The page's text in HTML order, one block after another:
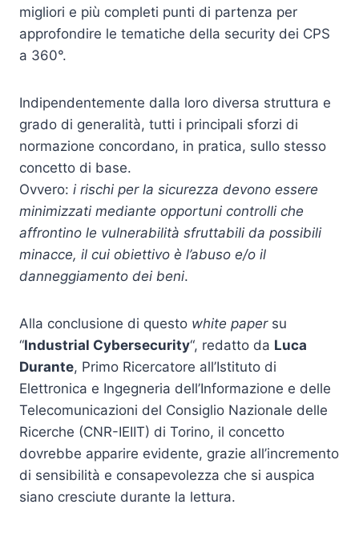
migliori e più completi punti di partenza per
approfondire le tematiche della security dei CPS
a 360°.
Indipendentemente dalla loro diversa struttura e
grado di generalità, tutti i principali sforzi di
normazione concordano, in pratica, sullo stesso
concetto di base.
Ovvero: i rischi per la sicurezza devono essere
minimizzati mediante opportuni controlli che
affrontino le vulnerabilità sfruttabili da possibili
minacce, il cui obiettivo è l’abuso e/o il
danneggiamento dei beni.
Alla conclusione di questo white papersu
“Industrial Cybersecurity“, redatto da Luca
Durante, Primo Ricercatore all’Istituto di
Elettronica e Ingegneria dell’Informazione e delle
Telecomunicazioni del Consiglio Nazionale delle
Ricerche (CNR-IEIIT) di Torino, il concetto
dovrebbe apparire evidente, grazie all’incremento
di sensibilità e consapevolezza che si auspica
siano cresciute durante la lettura.